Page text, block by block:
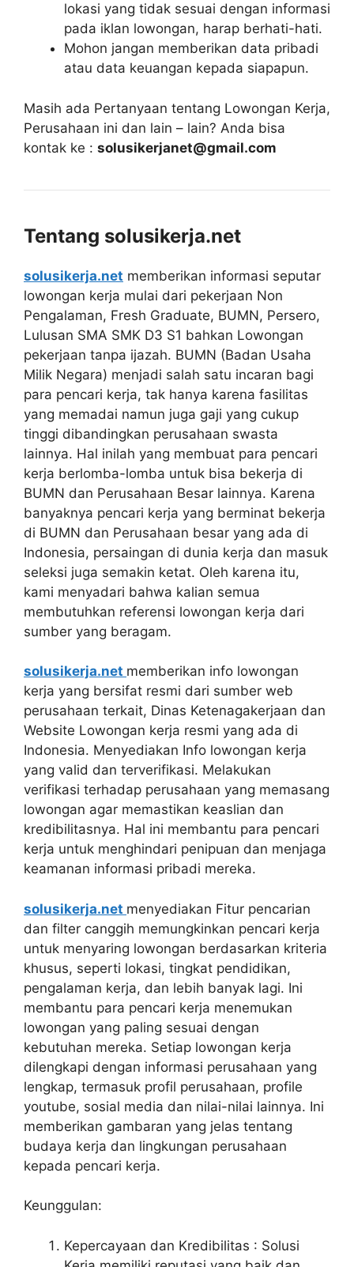
lokasi yang tidak sesuai dengan informasi
pada iklan lowongan, harap berhati-hati.
Mohon jangan memberikan data pribadi
atau data keuangan kepada siapapun.
Masih ada Pertanyaan tentang Lowongan Kerja,
Perusahaan ini dan lain – lain? Anda bisa
kontak ke : solusikerjanet@gmail.com
Tentang solusikerja.net
solusikerja.net memberikan informasi seputar
lowongan kerja mulai dari pekerjaan Non
Pengalaman, Fresh Graduate, BUMN, Persero,
Lulusan SMA SMK D3 S1 bahkan Lowongan
pekerjaan tanpa ijazah. BUMN (Badan Usaha
Milik Negara) menjadi salah satu incaran bagi
para pencari kerja, tak hanya karena fasilitas
yang memadai namun juga gaji yang cukup
tinggi dibandingkan perusahaan swasta
lainnya. Hal inilah yang membuat para pencari
kerja berlomba-lomba untuk bisa bekerja di
BUMN dan Perusahaan Besar lainnya. Karena
banyaknya pencari kerja yang berminat bekerja
di BUMN dan Perusahaan besar yang ada di
Indonesia, persaingan di dunia kerja dan masuk
seleksi juga semakin ketat. Oleh karena itu,
kami menyadari bahwa kalian semua
membutuhkan referensi lowongan kerja dari
sumber yang beragam.
solusikerja.net memberikan info lowongan
kerja yang bersifat resmi dari sumber web
perusahaan terkait, Dinas Ketenagakerjaan dan
Website Lowongan kerja resmi yang ada di
Indonesia. Menyediakan Info lowongan kerja
yang valid dan terverifikasi. Melakukan
verifikasi terhadap perusahaan yang memasang
lowongan agar memastikan keaslian dan
kredibilitasnya. Hal ini membantu para pencari
kerja untuk menghindari penipuan dan menjaga
keamanan informasi pribadi mereka.
solusikerja.net menyediakan Fitur pencarian
dan filter canggih memungkinkan pencari kerja
untuk menyaring lowongan berdasarkan kriteria
khusus, seperti lokasi, tingkat pendidikan,
pengalaman kerja, dan lebih banyak lagi. Ini
membantu para pencari kerja menemukan
lowongan yang paling sesuai dengan
kebutuhan mereka. Setiap lowongan kerja
dilengkapi dengan informasi perusahaan yang
lengkap, termasuk profil perusahaan, profile
youtube, sosial media dan nilai-nilai lainnya. Ini
memberikan gambaran yang jelas tentang
budaya kerja dan lingkungan perusahaan
kepada pencari kerja.
Keunggulan:
Kepercayaan dan Kredibilitas : Solusi